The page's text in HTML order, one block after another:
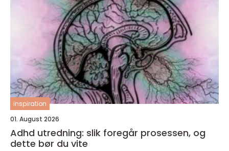
inspiration
01. August 2026
Adhd utredning: slik foregår prosessen, og
dette bør du vite